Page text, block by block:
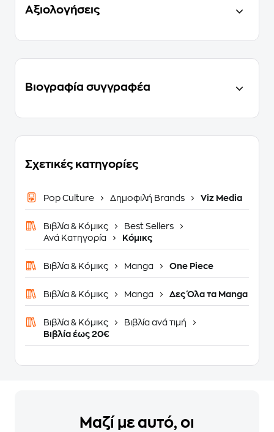
Αξιολογήσεις
Βιογραφία συγγραφέα
Σχετικές κατηγορίες
Pop Culture Δημοφιλή Brands Viz Media
Βιβλία & Κόμικς
Best Sellers
Ανά Κατηγορία
Κόμικς
Βιβλία & Κόμικς Manga One Piece
Βιβλία & Κόμικς Manga Δες Όλα τα Manga
Βιβλία & Κόμικς
Βιβλία ανά τιμή
Βιβλία έως 20€
Μαζί με αυτό, οι